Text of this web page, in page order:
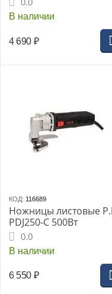
0.0
В наличии
4 690 ₽
КОД: 116689
Ножницы листовые
PDJ250-C 500Вт
0.0
В наличии
6 550 ₽